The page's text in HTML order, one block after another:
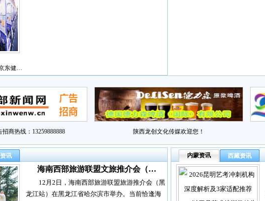
东健…
商热线：13259888888 陕西龙创文化传媒欢迎您！
讯
海南西部旅游联盟文旅推介会（…
12月2日，海南西部旅游联盟旅游推介会（黑
龙江站）在黑龙江省哈尔滨市举办。当前恰逢海
内蒙资讯 西藏资讯